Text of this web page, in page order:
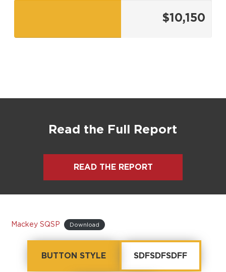
$10,150
Read the Full Report
READ THE REPORT
Mackey SQSP Download
BUTTON STYLE SDFSDFSDFF